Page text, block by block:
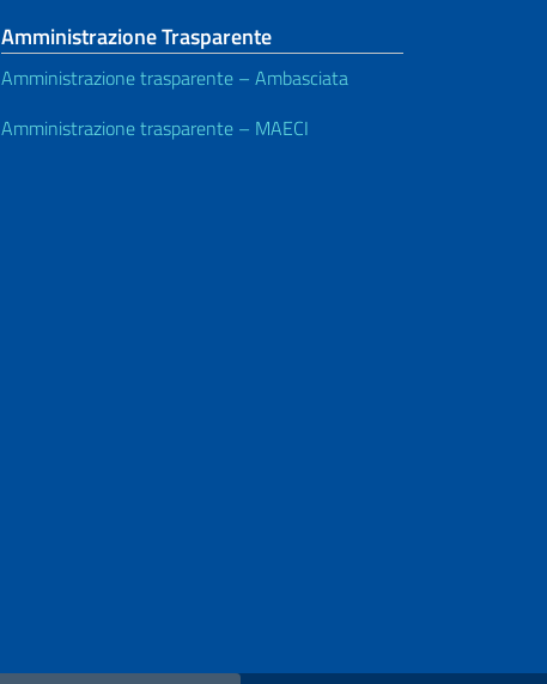
Amministrazione Trasparente
Amministrazione trasparente – Ambasciata
Amministrazione trasparente – MAECI